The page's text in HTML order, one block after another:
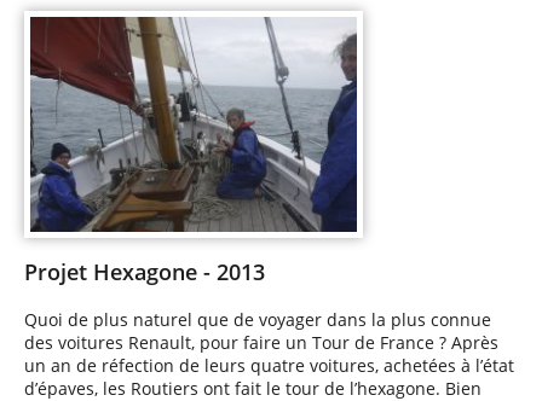
Projet Hexagone - 2013
Quoi de plus naturel que de voyager dans la plus connue
des voitures Renault, pour faire un Tour de France ? Après
un an de réfection de leurs quatre voitures, achetées à l’état
d’épaves, les Routiers ont fait le tour de l’hexagone. Bien